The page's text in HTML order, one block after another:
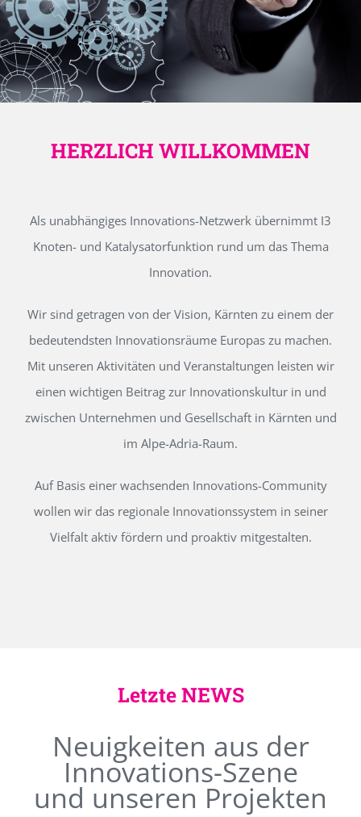
HERZLICH WILLKOMMEN
Als unabhängiges Innovations-Netzwerk übernimmt I3
Knoten- und Katalysatorfunktion rund um das Thema
Innovation.
Wir sind getragen von der Vision, Kärnten zu einem der
bedeutendsten Innovationsräume Europas zu machen.
Mit unseren Aktivitäten und Veranstaltungen leisten wir
einen wichtigen Beitrag zur Innovationskultur in und
zwischen Unternehmen und Gesellschaft in Kärnten und
im Alpe-Adria-Raum.
Auf Basis einer wachsenden Innovations-Community
wollen wir das regionale Innovationssystem in seiner
Vielfalt aktiv fördern und proaktiv mitgestalten.
Letzte NEWS
Neuigkeiten aus der
Innovations-Szene
und unseren Projekten